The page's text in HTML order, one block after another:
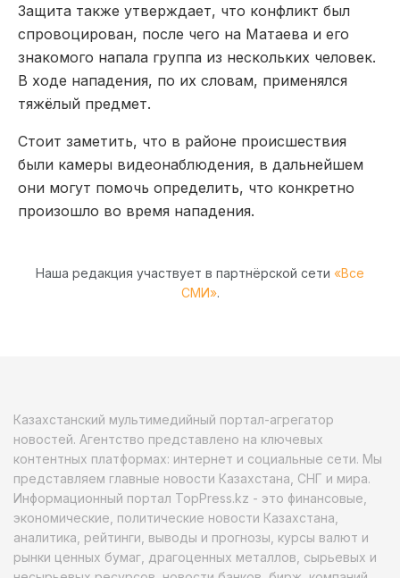
Защита также утверждает, что конфликт был
спровоцирован, после чего на Матаева и его
знакомого напала группа из нескольких человек.
В ходе нападения, по их словам, применялся
тяжёлый предмет.
Стоит заметить, что в районе происшествия
были камеры видеонаблюдения, в дальнейшем
они могут помочь определить, что конкретно
произошло во время нападения.
Наша редакция участвует в партнёрской сети «Все
СМИ».
Казахстанский мультимедийный портал-агрегатор
новостей. Агентство представлено на ключевых
контентных платформах: интернет и социальные сети. Мы
представляем главные новости Казахстана, СНГ и мира.
Информационный портал TopPress.kz - это финансовые,
экономические, политические новости Казахстана,
аналитика, рейтинги, выводы и прогнозы, курсы валют и
рынки ценных бумаг, драгоценных металлов, сырьевых и